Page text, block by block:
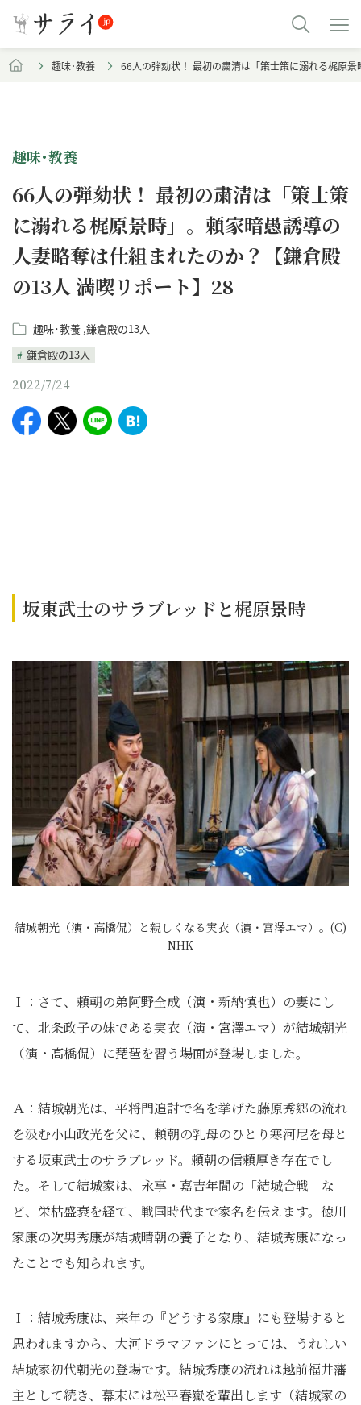
趣味･教養 66人の弾劾状！ 最初の粛清は「策士策に溺れる梶原
趣味･教養
66人の弾劾状！ 最初の粛清は「策士策
に溺れる梶原景時」。頼家暗愚誘導の
人妻略奪は仕組まれたのか？【鎌倉殿
の13人 満喫リポート】28
趣味･教養 鎌倉殿の13人
鎌倉殿の13人
2022/7/24
坂東武士のサラブレッドと梶原景時
結城朝光（演・高橋侃）と親しくなる実衣（演・宮澤エマ）。(C)
NHK
Ｉ：さて、頼朝の弟阿野全成（演・新納慎也）の妻にし
て、北条政子の妹である実衣（演・宮澤エマ）が結城朝光
（演・高橋侃）に琵琶を習う場面が登場しました。
Ａ：結城朝光は、平将門追討で名を挙げた藤原秀郷の流れ
を汲む小山政光を父に、頼朝の乳母のひとり寒河尼を母と
する坂東武士のサラブレッド。頼朝の信頼厚き存在でし
た。そして結城家は、永享・嘉吉年間の「結城合戦」な
ど、栄枯盛衰を経て、戦国時代まで家名を伝えます。徳川
家康の次男秀康が結城晴朝の養子となり、結城秀康になっ
たことでも知られます。
Ｉ：結城秀康は、来年の『どうする家康』にも登場すると
思われますから、大河ドラマファンにとっては、うれしい
結城家初代朝光の登場です。結城秀康の流れは越前福井藩
主として続き、幕末には松平春嶽を輩出します（結城家の